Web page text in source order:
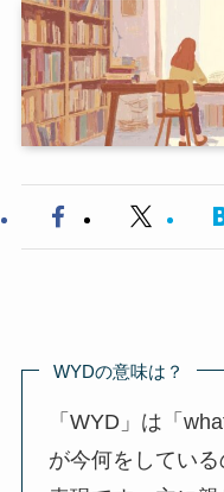
WYDの意味は？
「WYD」は「
が今何をしてい